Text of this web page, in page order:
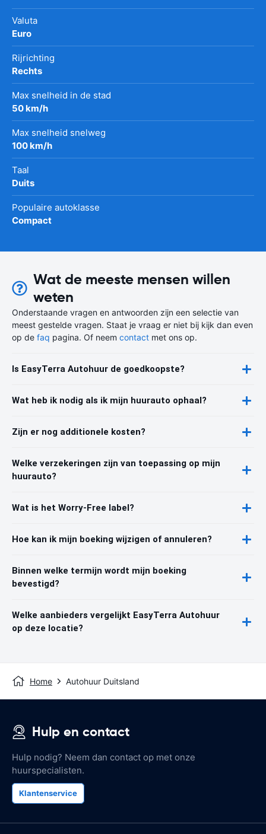
Valuta
Euro
Rijrichting
Rechts
Max snelheid in de stad
50 km/h
Max snelheid snelweg
100 km/h
Taal
Duits
Populaire autoklasse
Compact
Wat de meeste mensen willen
weten
Onderstaande vragen en antwoorden zijn een selectie van
meest gestelde vragen. Staat je vraag er niet bij kijk dan even
op de faq pagina. Of neem contact met ons op.
Is EasyTerra Autohuur de goedkoopste?
Wat heb ik nodig als ik mijn huurauto ophaal?
Zijn er nog additionele kosten?
Welke verzekeringen zijn van toepassing op mijn
huurauto?
Wat is het Worry-Free label?
Hoe kan ik mijn boeking wijzigen of annuleren?
Binnen welke termijn wordt mijn boeking
bevestigd?
Welke aanbieders vergelijkt EasyTerra Autohuur
op deze locatie?
Home Autohuur Duitsland
Hulp en contact
Hulp nodig? Neem dan contact op met onze
huurspecialisten.
Klantenservice